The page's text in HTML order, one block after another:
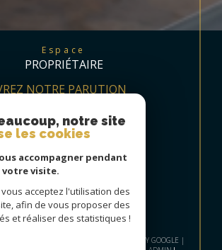
Espace
PROPRIÉTAIRE
NOTRE PARUTION
RÉSERVÉS | TRADUCTION POWERED BY GOOGLE |
notre site
les cookies
accompagner pendant
votre visite.
acceptez l'utilisation des
afin de vous proposer des
et réaliser des statistiques !